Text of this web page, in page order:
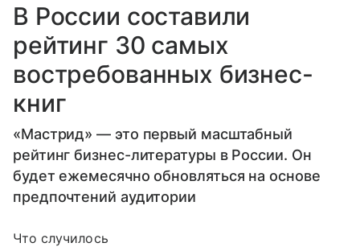
В России составили
рейтинг 30 самых
востребованных бизнес-
книг
«Мастрид» — это первый масштабный
рейтинг бизнес-литературы в России. Он
будет ежемесячно обновляться на основе
предпочтений аудитории
Что случилось